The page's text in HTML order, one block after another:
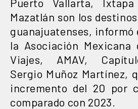
Mazatlán son los
guanajuatenses, informó
la Asociación Mexicana
Viajes, AMAV,
Sergio Muñoz Martínez,
incremento del 20 por
comparado con 2023.